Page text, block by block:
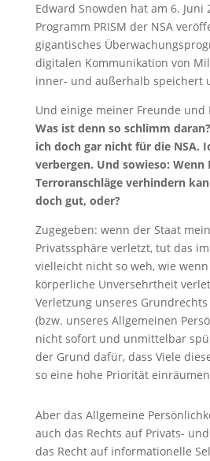
Edward Snowden hat am 6. Juni
Programm PRISM der NSA
gigantisches
digitalen Kommunikation von
inner- und außerhalb speichert
Und einige meiner Freunde und
Was ist denn so schlimm
ich doch gar nicht für die NSA.
verbergen. Und sowieso: Wenn
Terroranschläge verhindern
doch gut, oder?
Zugegeben: wenn der Staat
Privatssphäre verletzt, tut das
vielleicht nicht so weh, wie
körperliche Unversehrtheit
Verletzung unseres
(bzw. unseres Allgemeinen
nicht sofort und unmittelbar
der Grund dafür, dass Viele
so eine hohe Priorität
Aber das Allgemeine
auch das Rechts auf Privats-
das Recht auf informationelle